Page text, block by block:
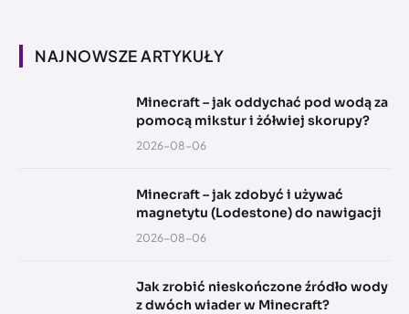
NAJNOWSZE ARTYKUŁY
Minecraft – jak oddychać pod wodą za
pomocą mikstur i żółwiej skorupy?
2026-08-06
Minecraft – jak zdobyć i używać
magnetytu (Lodestone) do nawigacji
2026-08-06
Jak zrobić nieskończone źródło wody
z dwóch wiader w Minecraft?